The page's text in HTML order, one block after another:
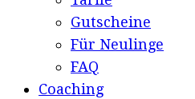
Gutscheine
Für Neulinge
FAQ
Coaching